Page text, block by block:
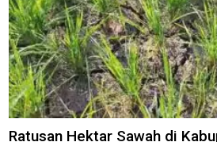
Ratusan Hektar Sawah di